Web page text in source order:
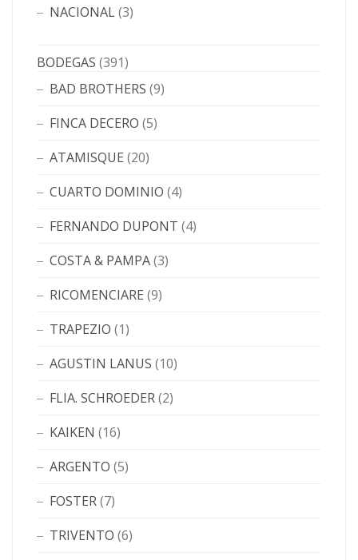
NACIONAL(3)
BODEGAS (391)
BAD BROTHERS (9)
FINCA DECERO (5)
ATAMISQUE (20)
CUARTO DOMINIO (4)
FERNANDO DUPONT (4)
COSTA & PAMPA(3)
RICOMENCIARE (9)
TRAPEZIO (1)
AGUSTIN LANUS (10)
FLIA. SCHROEDER(2)
KAIKEN (16)
ARGENTO (5)
FOSTER(7)
TRIVENTO (6)